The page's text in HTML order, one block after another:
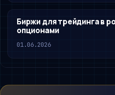
Биржи для трейдинга в
опционами
01.06.2026